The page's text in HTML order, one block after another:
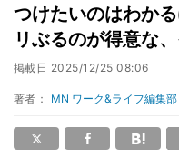
つけたいのはわか
リぶるのが得意な
掲載日 2025/12/25 08:06
著者： MN ワーク&ライフ編集部